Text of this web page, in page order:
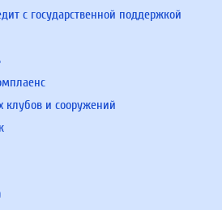
с государственной поддержкой
клубов и сооружений